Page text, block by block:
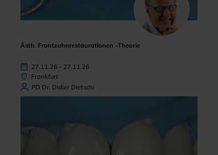
Ästh. Frontzahnrestaurationen -Theorie
27.11.26 - 27.11.26
Frankfurt
PD Dr. Didier Dietschi